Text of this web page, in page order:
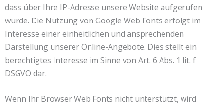
dass über Ihre IP-Adresse unsere Website aufgerufen
wurde. Die Nutzung von Google Web Fonts erfolgt im
Interesse einer einheitlichen und ansprechenden
Darstellung unserer Online-Angebote. Dies stellt ein
berechtigtes Interesse im Sinne von Art. 6 Abs. 1 lit. f
DSGVO dar.
Wenn Ihr Browser Web Fonts nicht unterstützt, wird